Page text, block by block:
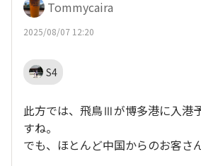
Tommycaira
2025/08/07 12:20
S4
此方では、飛鳥Ⅲが博多港に入港
すね。
でも、ほとんど中国からのお客さ